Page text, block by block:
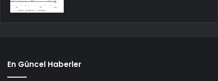
En Güncel Haberler